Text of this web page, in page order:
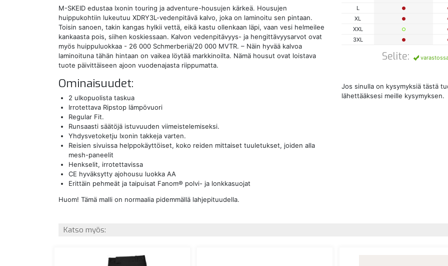
L
XL
XXL
3XL
Selite:
Jos sinulla on kysymyksiä tästä
lähettääksesi meille kysymyksen.
M-SKEID edustaa Ixonin touring ja adventure-housujen kärkeä. Housujen
huippukohtiin lukeutuu XDRY3L-vedenpitävä kalvo, joka on laminoitu sen pintaan.
Toisin sanoen, takin kangas hylkii vettä, eikä kastu ollenkaan läpi, vaan vesi helmeilee
kankaasta pois, siihen koskiessaan. Kalvon vedenpitävyys- ja hengittävyysarvot ovat
myös huippuluokkaa - 26 000 Schmerberiä/20 000 MVTR. – Näin hyvää kalvoa
laminoituna tähän hintaan on vaikea löytää markkinoilta. Nämä housut ovat loistava
tuote päivittäiseen ajoon vuodenajasta riippumatta.
Ominaisuudet:
2 ulkopuolista taskua
Irrotettava Ripstop lämpövuori
Regular Fit.
Runsaasti säätöjä istuvuuden viimeistelemiseksi.
Yhdysvetoketju Ixonin takkeja varten.
Reisien sivuissa helppokäyttöiset, koko reiden mittaiset tuuletukset, joiden alla
mesh-paneelit
Henkselit, irrotettavissa
CE hyväksytty ajohousu luokka AA
Erittäin pehmeät ja taipuisat Fanom® polvi- ja lonkkasuojat
Huom! Tämä malli on normaalia pidemmällä lahjepituudella.
Katso myös: